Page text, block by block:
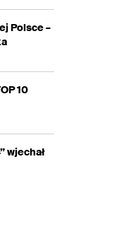
Polsce –
10
wjechał